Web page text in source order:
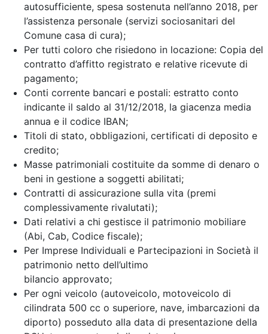
autosufficiente, spesa sostenuta nell’anno 2018, per
l’assistenza personale (servizi sociosanitari del
Comune casa di cura);
Per tutti coloro che risiedono in locazione: Copia del
contratto d’affitto registrato e relative ricevute di
pagamento;
Conti corrente bancari e postali: estratto conto
indicante il saldo al 31/12/2018, la giacenza media
annua e il codice IBAN;
Titoli di stato, obbligazioni, certificati di deposito e
credito;
Masse patrimoniali costituite da somme di denaro o
beni in gestione a soggetti abilitati;
Contratti di assicurazione sulla vita (premi
complessivamente rivalutati);
Dati relativi a chi gestisce il patrimonio mobiliare
(Abi, Cab, Codice fiscale);
Per Imprese Individuali e Partecipazioni in Società il
patrimonio netto dell’ultimo
bilancio approvato;
Per ogni veicolo (autoveicolo, motoveicolo di
cilindrata 500 cc o superiore, nave, imbarcazioni da
diporto) posseduto alla data di presentazione della